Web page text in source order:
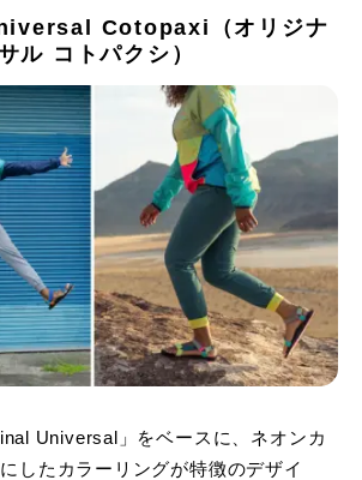
Cotopaxi（オリジナ
ル コトパクシ）
Universal」をベースに、ネオンカ
したカラーリングが特徴のデザイ